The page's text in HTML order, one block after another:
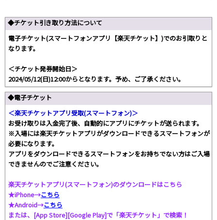
◆チケット引き取り方法について
電子チケット(スマートフォンアプリ【楽天チケット】)でのお引取りと
なります。
＜チケット発券開始日＞
2024/05/12(日)12:00からとなります。予め、ご了承ください。
◆電子チケット
＜楽天チケットアプリ受取(スマートフォン)＞
お受け取りは入金完了後、自動的にアプリにチケットが送られます。
※入場には楽天チケットアプリがダウンロードできるスマートフォンが
必要になります。
アプリをダウンロードできるスマートフォンをお持ちでない方はご入場
できませんのでご注意ください。
楽天チケットアプリ(スマートフォン)のダウンロードはこちら
★iPhone→こちら
★Android→こちら
または、[App Store][Google Play]で「楽天チケット」で検索！